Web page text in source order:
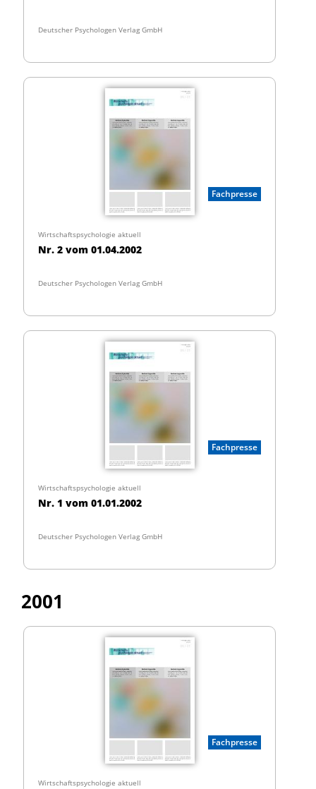
Deutscher Psychologen Verlag GmbH
Fachpresse
Wirtschaftspsychologie aktuell
Nr. 2 vom 01.04.2002
Deutscher Psychologen Verlag GmbH
Fachpresse
Wirtschaftspsychologie aktuell
Nr. 1 vom 01.01.2002
Deutscher Psychologen Verlag GmbH
2001
Fachpresse
Wirtschaftspsychologie aktuell